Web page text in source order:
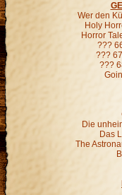
Wer den
Holy
Horror
???
???
???
Die
Das
The